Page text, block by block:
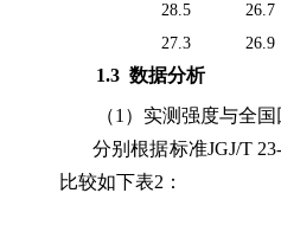
28.5
26.7
27.3
26.9
1.3数据分析
（1 ）实测强度与全
分别根据标准JGJ/T
比较如下表2 ：